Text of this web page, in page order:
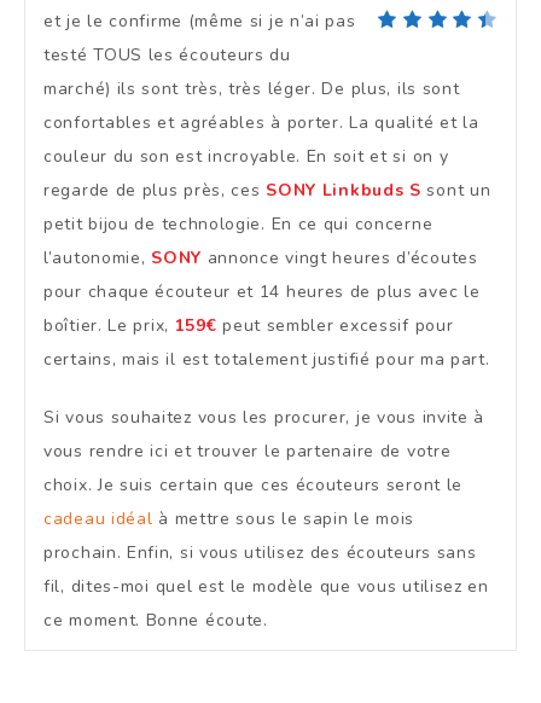
et je le confirme (même si je n’ai pas
testé TOUS les écouteurs du
marché) ils sont très, très léger. De plus, ils sont
confortables et agréables à porter. La qualité et la
couleur du son est incroyable. En soit et si on y
regarde de plus près, ces SONY Linkbuds S sont un
petit bijou de technologie. En ce qui concerne
l’autonomie, SONY annonce vingt heures d’écoutes
pour chaque écouteur et 14 heures de plus avec le
boîtier. Le prix, 159€ peut sembler excessif pour
certains, mais il est totalement justifié pour ma part.
Si vous souhaitez vous les procurer, je vous invite à
vous rendre ici et trouver le partenaire de votre
choix. Je suis certain que ces écouteurs seront le
cadeau idéal à mettre sous le sapin le mois
prochain. Enfin, si vous utilisez des écouteurs sans
fil, dites-moi quel est le modèle que vous utilisez en
ce moment. Bonne écoute.